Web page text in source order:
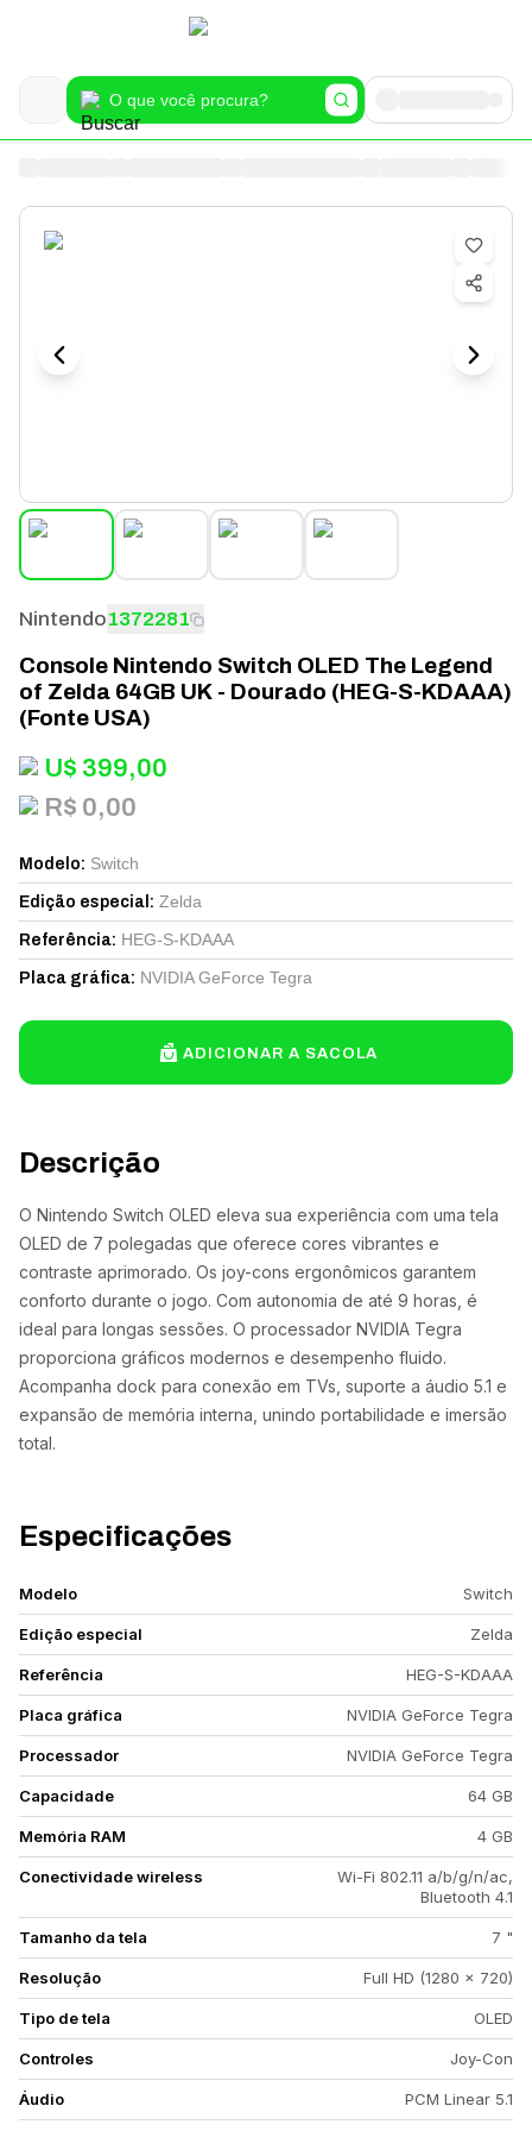
Descrição
O Nintendo Switch OLED eleva sua experiência com uma tela
OLED de 7 polegadas que oferece cores vibrantes e
contraste aprimorado. Os joy-cons ergonômicos garantem
conforto durante o jogo. Com autonomia de até 9 horas, é
ideal para longas sessões. O processador NVIDIA Tegra
proporciona gráficos modernos e desempenho fluido.
Acompanha dock para conexão em TVs, suporte a áudio 5.1 e
expansão de memória interna, unindo portabilidade e imersão
total.
Especificações
Modelo Switch
Edição especial Zelda
Referência HEG-S-KDAAA
Placa gráfica NVIDIA GeForce Tegra
Processador NVIDIA GeForce Tegra
Capacidade 64 GB
Memória RAM 4 GB
Conectividade wireless
Wi-Fi 802.11 a/b/g/n/ac,
Bluetooth 4.1
Tamanho da tela 7 "
Resolução Full HD (1280 x 720)
Tipo de tela OLED
Controles Joy-Con
Áudio PCM Linear 5.1
Nintendo1372281
Console Nintendo Switch OLED The Legend
of Zelda 64GB UK - Dourado (HEG-S-KDAAA)
(Fonte USA)
U$ 399,00
R$ 0,00
Modelo: Switch
Edição especial : Zelda
Referência: HEG-S-KDAAA
Placa gráfica: NVIDIA GeForce Tegra
ADICIONAR A SACOLA